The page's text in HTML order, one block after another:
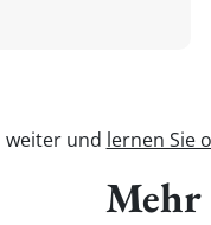
weiter und lernen Sie
Mehr